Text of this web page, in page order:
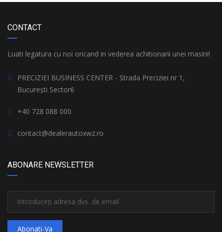
CONTACT
Luati legatura cu noi oricand in vederea achitionarii unei masini!
PRECIZIEI BUSINESS CENTER - Strada Preciziei nr 1,
București Sector6
+40 728 088 000
contact@dealerautoxwz.ro
ABONARE NEWSLETTER
Abonati-Va